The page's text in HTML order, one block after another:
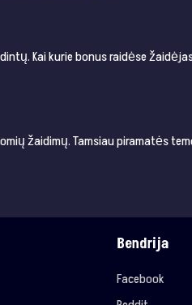
Kai kurie bonus raidėse
žaidimų. Tamsiau piramatės
Bendrija
Facebook